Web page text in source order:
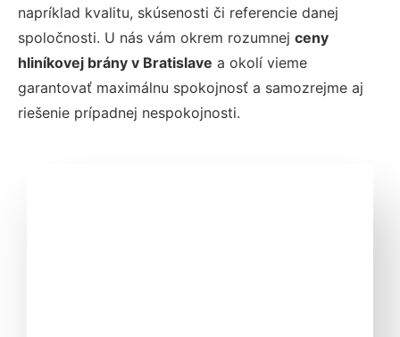
napríklad kvalitu, skúsenosti či referencie danej
spoločnosti. U nás vám okrem rozumnej ceny
hliníkovej brány v Bratislave a okolí vieme
garantovať maximálnu spokojnosť a samozrejme aj
riešenie prípadnej nespokojnosti.